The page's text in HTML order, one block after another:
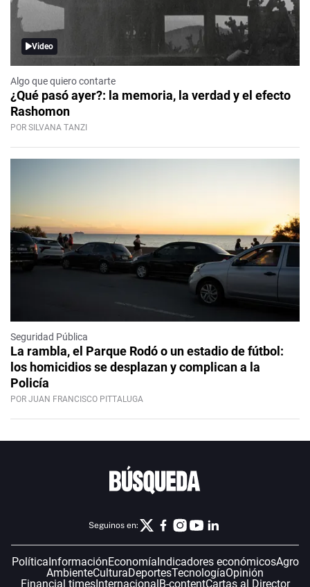
Video
Algo que quiero contarte
¿Qué pasó ayer?: la memoria, la verdad y el efecto
Rashomon
POR SILVANA TANZI
Seguridad Pública
La rambla, el Parque Rodó o un estadio de fútbol:
los homicidios se desplazan y complican a la
Policía
POR JUAN FRANCISCO PITTALUGA
Seguinos en:
PolíticaInformaciónEconomíaIndicadores económicosAgro
AmbienteCulturaDeportesTecnologíaOpinión
Financial timesInternacionalB-contentCartas al Director